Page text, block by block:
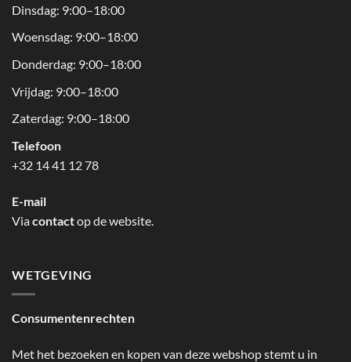
Dinsdag: 9:00–18:00
Woensdag: 9:00–18:00
Donderdag: 9:00–18:00
Vrijdag: 9:00–18:00
Zaterdag: 9:00–18:00
Telefoon
+32 14 41 12 78
E-mail
Viacontactop de website.
WETGEVING
Consumentenrechten
Met het bezoeken en kopen van deze webshop stemt u in